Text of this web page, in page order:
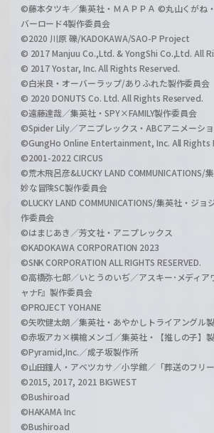
©藤本タツキ／集英社・ＭＡＰＰＡ ©丸山くがね
バーロード4製作委員会
©2020 川原 礫/KADOKAWA/SAO-P Project
© 2017 Manjuu Co.,Ltd. & YongShi Co.,Ltd. All
© 2017 Yostar, Inc. All Rights Reserved.
©白米良・オーバーラップ/ありふれた製作委員会
© 2020 DONUTS Co. Ltd. All Rights Reserved.
©遠藤達哉／集英社・SPY×FAMILY製作委員会
©Spider Lily／アニプレックス・ABCアニメーシ
©GungHo Online Entertainment, Inc. All Rights
©2001-2022 CIRCUS
©荒木飛呂彦&LUCKY LAND COMMUNICATIONS/
妙な冒険SC製作委員会
©LUCKY LAND COMMUNICATIONS/集英社・ジョ
作委員会
©はまじあき／芳文社・アニプレックス
©KADOKAWA CORPORATION 2023
©SNK CORPORATION ALL RIGHTS RESERVED.
©高橋弥七郎／いとうのいぢ／アスキー･メディア
ャナF』製作委員会
©PROJECT YOHANE
©矢吹健太朗／集英社・あやかしトライアングル
©赤坂アカ×横槍メンゴ／集英社・【推しの子】
©Pyramid,Inc.／成子坂製作所
©山田鐘人・アベツカサ／小学館／「葬送のフリ
©2015, 2017, 2021 BIGWEST
©Bushiroad
©HAKAMA Inc
©Bushiroad